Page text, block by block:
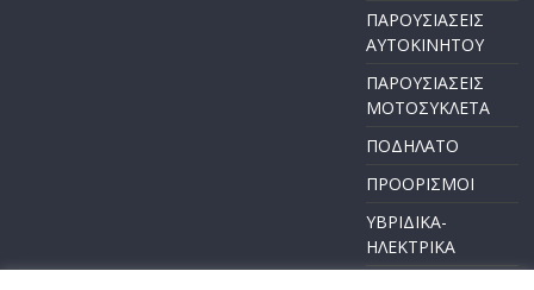
ΠΑΡΟΥΣΙΑΣΕΙΣ
ΑΥΤΟΚΙΝΗΤΟΥ
ΠΑΡΟΥΣΙΑΣΕΙΣ
ΜΟΤΟΣΥΚΛΕΤΑ
ΠΟΔΗΛΑΤΟ
ΠΡΟΟΡΙΣΜΟΙ
ΥΒΡΙΔΙΚΑ-
ΗΛΕΚΤΡΙΚΑ